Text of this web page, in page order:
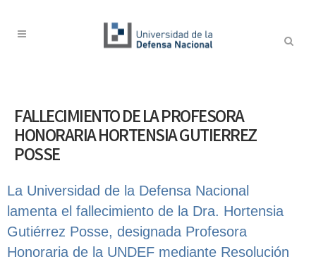
FALLECIMIENTO DE LA PROFESORA
HONORARIA HORTENSIA GUTIERREZ
POSSE
La Universidad de la Defensa Nacional
lamenta el fallecimiento de la Dra. Hortensia
Gutiérrez Posse, designada Profesora
Honoraria de la UNDEF mediante Resolución